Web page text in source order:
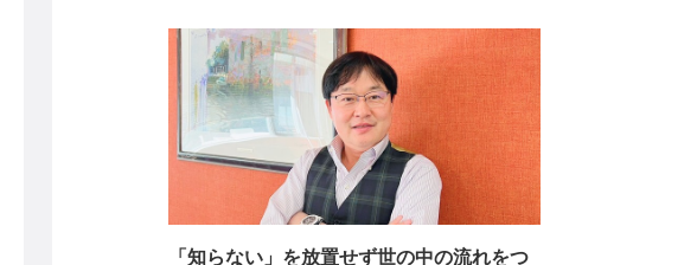
「知らない」を放置せず世の中の流れをつ